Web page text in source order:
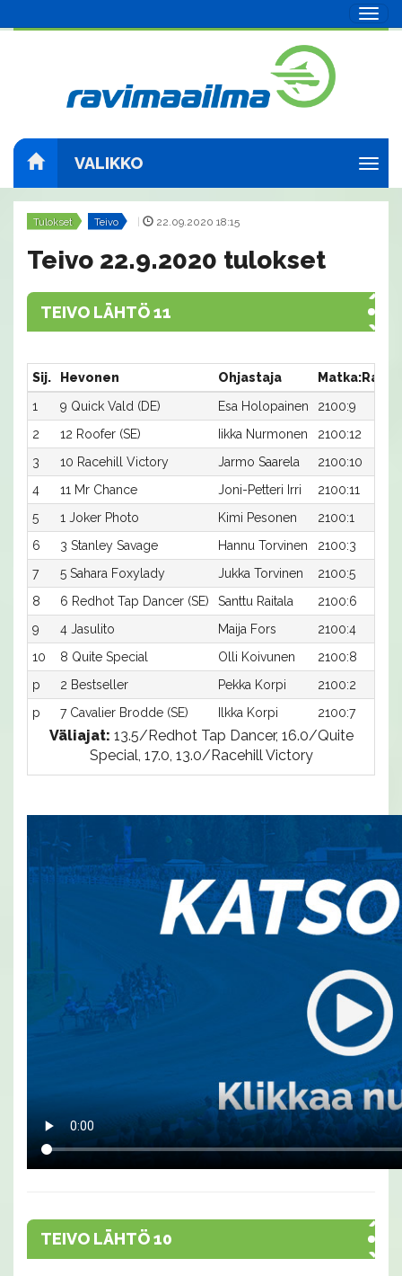
VALIKKO
Tulokset Teivo 22.09.2020 18:15
Teivo 22.9.2020 tulokset
TEIVO LÄHTÖ 11
Sij. Hevonen Ohjastaja
Matka:Rata
1
9 Quick Vald (DE) Esa Holopainen
2100:9
2
12 Roofer (SE) Iikka Nurmonen
2100:12
3
10 Racehill Victory Jarmo Saarela
2100:10
4
11 Mr Chance Joni-Petteri Irri
2100:11
5
1 Joker Photo Kimi Pesonen
2100:1
6
3 Stanley Savage Hannu Torvinen
2100:3
7
5 Sahara Foxylady Jukka Torvinen
2100:5
8
6 Redhot Tap Dancer (SE) Santtu Raitala
2100:6
9
4 Jasulito Maija Fors
2100:4
10
8 Quite Special Olli Koivunen
2100:8
p
2 Bestseller Pekka Korpi
2100:2
p
7 Cavalier Brodde (SE) Ilkka Korpi 2100:7
Väliajat: 13.5/Redhot Tap Dancer, 16.0/Quite
Special, 17.0, 13.0/Racehill Victory
TEIVO LÄHTÖ 10